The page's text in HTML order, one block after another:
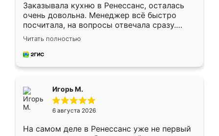
Заказывала кухню в Ренессанс, осталась
очень довольна. Менеджер всё быстро
посчитала, на вопросы отвечала сразу.
Замерщик приехал в субботу, подошёл к
делу со всей ответственностью. Собрали
за день, ребята работали аккуратно, даже
Читать полностью
Игорь М.
6 августа 2026
На самом деле в Ренессанс уже не первый